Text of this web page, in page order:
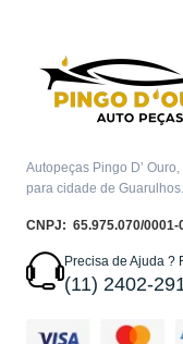
Autopeças Pingo D’
para cidade de Guarulhos.
CNPJ: 65.975.070/0001-
Precisa de Ajuda ?
(11) 2402-